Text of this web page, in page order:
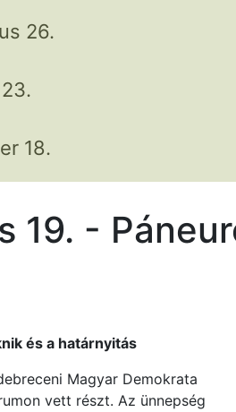
26.
18.
19. -
és a határnyitás
Magyar Demokrata
vett részt. Az ünnepség